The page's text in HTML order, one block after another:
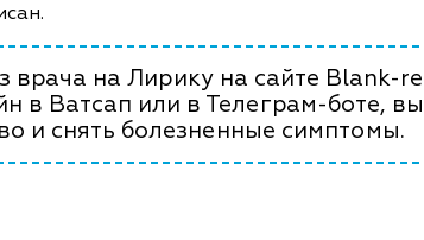
врача на Лирику на сайте Blank-
в Ватсап или в Телеграм-боте,
и снять болезненные симптомы.